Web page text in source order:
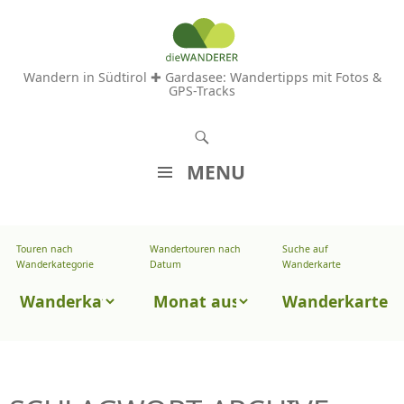
Wandern in Südtirol ✚ Gardasee: Wandertipps mit Fotos &
GPS-Tracks
MENU
M
S
Touren nach
Wanderkategorie
Touren
Wandertouren nach
Datum
Wandertouren
Datum
Suche auf
Wanderkarte
Wanderkarte